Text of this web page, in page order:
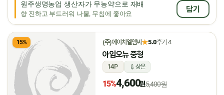
원주생명농업 생산자가 무농약으로 재배
향 진하고 부드러워 나물, 무침에 좋아요
담기
15% (주)에이치엘엠씨 ★5.0후기 4
아임오뉴 중형
14P 상온
15%4,600원5,400원